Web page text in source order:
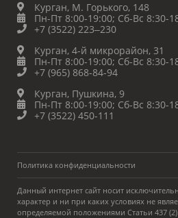
Курган, М. Горького, 148
Пн-Пт 8:00-19:00; Сб-Вс 8:30-
+7 (3522) 223‒230
Курган, 4-й микрорайон, 31
Пн-Пт 8:00-19:00; Сб-Вс 8:30-
+7 (965) 868-84-94
Курган, Пушкина, 9
Пн-Пт 8:00-19:00; Сб-Вс 8:30-
+7 (3522) 450-111
Политика конфиденциальности
Данный интернет сайт носит
характер и ни при каких условиях не
определяемой положениями Статьи 437